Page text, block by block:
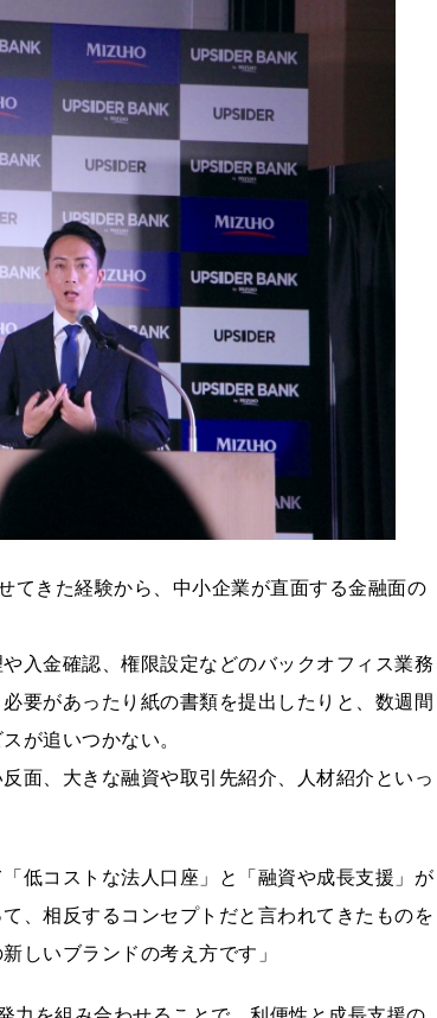
てきた経験から、中小企業が直面する金融面の
入金確認、権限設定などのバックオフィス業務
要があったり紙の書類を提出したりと、数週間
が追いつかない。
面、大きな融資や取引先紹介、人材紹介といっ
低コストな法人口座」と「融資や成長支援」が
、相反するコンセプトだと言われてきたものを
しいブランドの考え方です」